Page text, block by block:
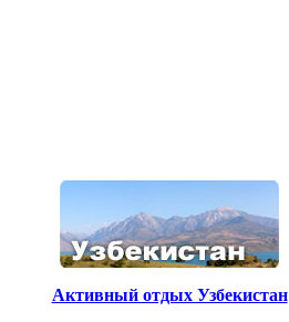
Активный отдых Узбекистан